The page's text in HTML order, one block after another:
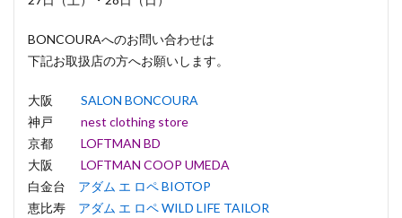
BONCOURAへのお問い合わせは
下記お取扱店の方へお願いします。
大阪 SALON BONCOURA
神戸 nest clothing store
京都 LOFTMAN BD
大阪 LOFTMAN COOP UMEDA
白金台 アダム エ ロペ BIOTOP
恵比寿 アダム エ ロペ WILD LIFE TAILOR